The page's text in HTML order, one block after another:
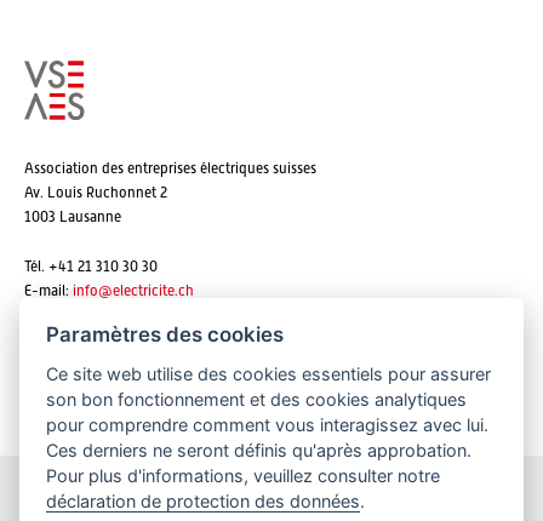
Association des entreprises électriques suisses
Av. Louis Ruchonnet 2
1003 Lausanne
Tél. +41 21 310 30 30
E-mail: info@electricite.ch
S'abonner aux newsletters
Restez informés
Paramètres des cookies
Ce site web utilise des cookies essentiels pour assurer
son bon fonctionnement et des cookies analytiques
pour comprendre comment vous interagissez avec lui.
Ces derniers ne seront définis qu'après approbation.
Pour plus d'informations, veuillez consulter notre
déclaration de protection des données.